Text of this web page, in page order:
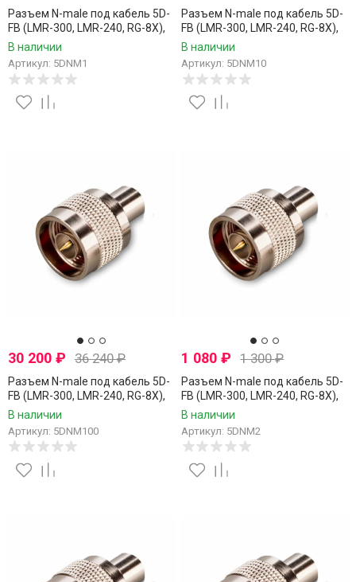
Разъем N-male под кабель 5D-
FB (LMR-300, LMR-240, RG-8X),
обжимной под пайку, 1 шт.
В наличии
Артикул: 5DNM1
Разъем N-male под кабель 5D-
FB (LMR-300, LMR-240, RG-8X),
обжимной под пайку, 10 шт.
В наличии
Артикул: 5DNM10
30 200 ₽ 36 240₽
Разъем N-male под кабель 5D-
FB (LMR-300, LMR-240, RG-8X),
обжимной под пайку, 100 шт.
В наличии
Артикул: 5DNM100
1 080₽ 1 300₽
Разъем N-male под кабель 5D-
FB (LMR-300, LMR-240, RG-8X),
обжимной под пайку, 2 шт.
В наличии
Артикул: 5DNM2